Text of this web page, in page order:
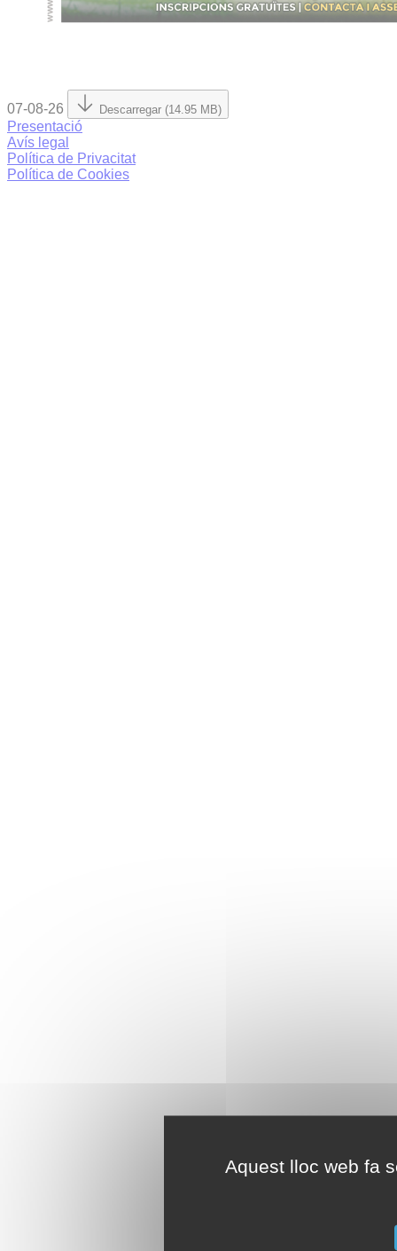
Aquest lloc web fa
07-08-26 Descarregar (14.95 MB)
Presentació
Avís legal
Política de Privacitat
Política de Cookies